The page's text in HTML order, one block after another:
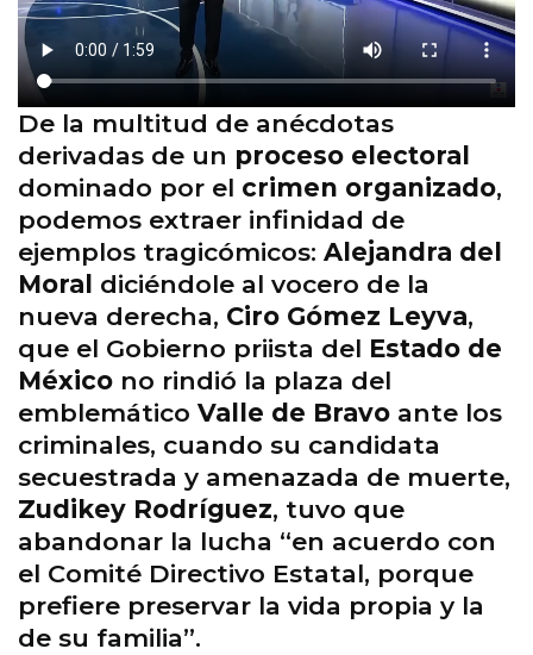
De la multitud de anécdotas
derivadas de un proceso electoral
dominado por el crimen organizado,
podemos extraer infinidad de
ejemplos tragicómicos: Alejandra del
Moral diciéndole al vocero de la
nueva derecha, Ciro Gómez Leyva,
que el Gobierno priista del Estado de
México no rindió la plaza del
emblemático Valle de Bravo ante los
criminales, cuando su candidata
secuestrada y amenazada de muerte,
Zudikey Rodríguez, tuvo que
abandonar la lucha “en acuerdo con
el Comité Directivo Estatal, porque
prefiere preservar la vida propia y la
de su familia”.